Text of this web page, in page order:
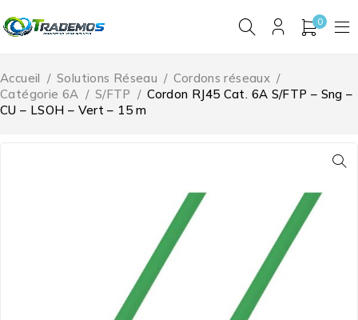
0
Accueil / Solutions Réseau / Cordons réseaux /
Catégorie 6A / S/FTP / Cordon RJ45 Cat. 6A S/FTP – Sng –
CU – LSOH – Vert – 15 m